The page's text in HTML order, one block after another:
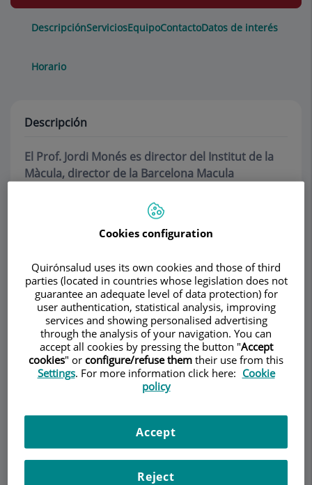
DescripciónServiciosEquipoContactoDatos de interés
Horario
Descripción
El Prof. Jordi Monés es director del Institut de la
Màcula, director de la Barcelona Macula
Eye Center de la Universidad de Utah Health
(Estados Unidos) y director del AMD Disease Area
en perceive Biotherapeutics, California (Estados
Obtuvo el título y el doctorado " cum laude" en
Medicina y Cirugía en la Universitat de Barcelona.
Se especializó en Oftalmología en el Centre
d’Oftalmologia Barraquer, Universidad Autónoma
de Barcelona, entre 1986 y 1989. Completó el
Fellowship de investigación en Retina en el
Massachusetts Eye and Ear Infirmary de la
en 1990 y 1991, y el Fellowship clínico en Retina en
el Hospital San José del Instituto Tecnológico y de
Estudios Superiores de Monterrey (México), en
Cookies configuration
Quirónsalud uses its own cookies and those of third
parties (located in countries whose legislation does not
guarantee an adequate level of data protection) for
user authentication, statistical analysis, improving
services and showing personalised advertising
through the analysis of your navigation. You can
accept all cookies by pressing the button "Accept
cookies" or configure/refuse them their use from this
Settings. For more information click here: Cookie
policy
Reject
Accept